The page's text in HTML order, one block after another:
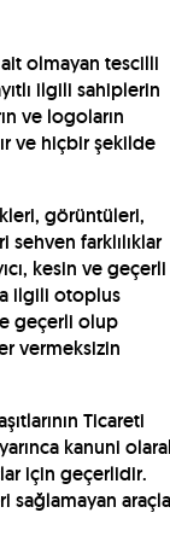
olmayan tescilli
ilgili sahiplerin
ve logoların
ve hiçbir şekilde
görüntüleri,
farklılıklar
kesin ve geçerli
ilgili otoplus
geçerli olup
vermeksizin
Ticareti
kanuni
için geçerlidir.
sağlamayan